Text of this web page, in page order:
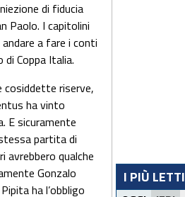
di fiducia
Paolo. I capitolini
a fare i conti
Coppa Italia.
cosiddette riserve,
ha vinto
E sicuramente
partita di
avrebbero qualche
Gonzalo
ha l’obbligo
I PIÙ LETTI